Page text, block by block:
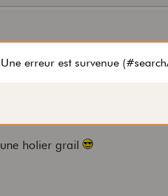
priori il n yen a eu qu 1 de
3 mois plus tard il l a
a prendre ..car son avis
holier grail